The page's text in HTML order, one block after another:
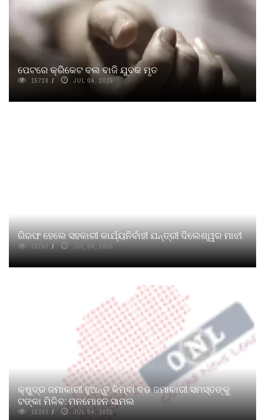
ପେଟରେ କ୍ରିକେଟ ବଲ ବାଜି ଯୁବକ ମୃତ
15728 JUL 04, 2025
ଗିରଫ ହେଲେ ସହକାରୀ କାର୍ଯ୍ୟନିର୍ବାହୀ ଯନ୍ତ୍ରୀ ଦିଲେଶ୍ୱର ମାଝୀ
13782 JUL 04, 2025
କ୍ଷୁଦ୍ର ଜମାକାରୀ ହୁଅନ୍ତୁ କିମ୍ବା ବଡ ଜମାକାରୀ ସମସ୍ତଙ୍କୁ
ଟଙ୍କା ମିଳିବ: ମନମୋହନ ସାମଲ
15383 JUL 04, 2025